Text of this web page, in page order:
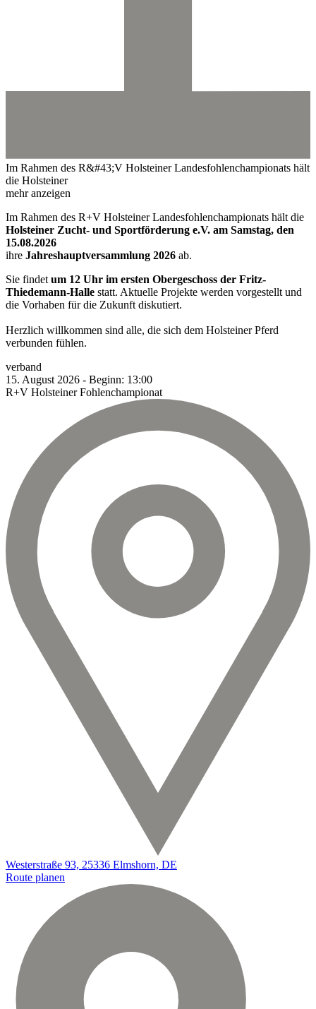
Im Rahmen des R&#43;V Holsteiner Landesfohlenchampionats hält
die Holsteiner
mehr anzeigen
Im Rahmen des R+V Holsteiner Landesfohlenchampionats hält die
Holsteiner Zucht- und Sportförderung e.V. am Samstag, den
15.08.2026
ihre Jahreshauptversammlung 2026 ab.
Sie findet um 12 Uhr im ersten Obergeschoss der Fritz-
Thiedemann-Halle statt. Aktuelle Projekte werden vorgestellt und
die Vorhaben für die Zukunft diskutiert.
Herzlich willkommen sind alle, die sich dem Holsteiner Pferd
verbunden fühlen.
verband
15. August 2026 - Beginn: 13:00
R+V Holsteiner Fohlenchampionat
Westerstraße 93, 25336 Elmshorn, DE
Route planen